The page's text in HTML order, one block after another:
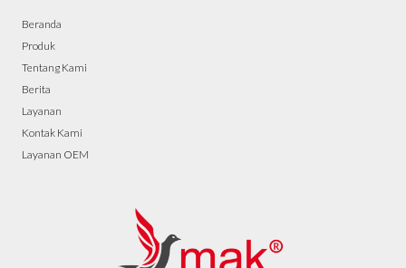
Beranda
Produk
Tentang Kami
Berita
Layanan
Kontak Kami
Layanan OEM